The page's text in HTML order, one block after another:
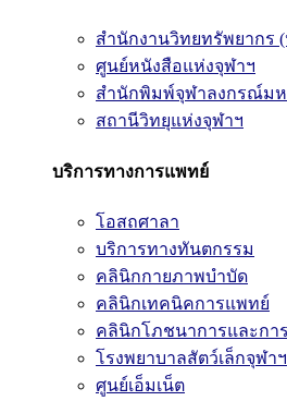
สำนักงานวิทยทรัพยากร
ศูนย์หนังสือแห่งจุฬาฯ
สำนักพิมพ์จุฬาลงกรณ์มห
สถานีวิทยุแห่งจุฬาฯ
บริการทางการแพทย์
โอสถศาลา
บริการทางทันตกรรม
คลินิกกายภาพบำบัด
คลินิกเทคนิคการแพทย์
คลินิกโภชนาการและกา
โรงพยาบาลสัตว์เล็กจุฬาฯ
ศูนย์เอ็มเน็ต